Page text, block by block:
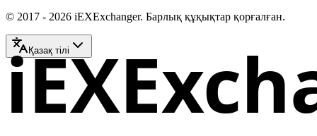
© 2017 - 2026 iEXExchanger. Барлық құқықтар қорғалған.
Қазақ тілі